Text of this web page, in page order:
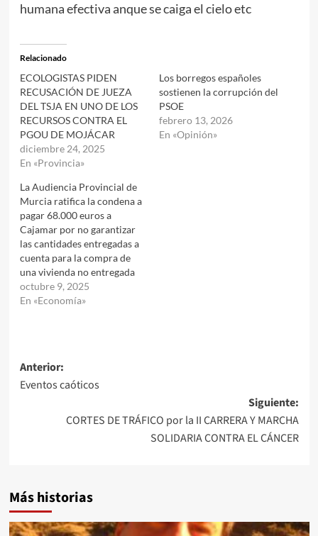
humana efectiva anque se caiga el cielo etc
Relacionado
ECOLOGISTAS PIDEN
RECUSACIÓN DE JUEZA
DEL TSJA EN UNO DE LOS
RECURSOS CONTRA EL
PGOU DE MOJÁCAR
diciembre 24, 2025
En «Provincia»
Los borregos españoles
sostienen la corrupción del
PSOE
febrero 13, 2026
En «Opinión»
La Audiencia Provincial de
Murcia ratifica la condena a
pagar 68.000 euros a
Cajamar por no garantizar
las cantidades entregadas a
cuenta para la compra de
una vivienda no entregada
octubre 9, 2025
En «Economía»
Navegación
de
entradas
Anterior:
Eventos caóticos
Siguiente:
CORTES DE TRÁFICO por la II CARRERA Y MARCHA
SOLIDARIA CONTRA EL CÁNCER
Más historias